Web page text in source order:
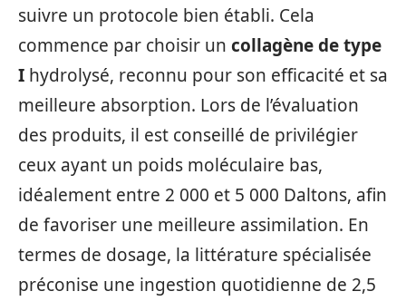
suivre un protocole bien établi. Cela
commence par choisir un collagène de type
I hydrolysé, reconnu pour son efficacité et sa
meilleure absorption. Lors de l’évaluation
des produits, il est conseillé de privilégier
ceux ayant un poids moléculaire bas,
idéalement entre 2 000 et 5 000 Daltons, afin
de favoriser une meilleure assimilation. En
termes de dosage, la littérature spécialisée
préconise une ingestion quotidienne de 2,5